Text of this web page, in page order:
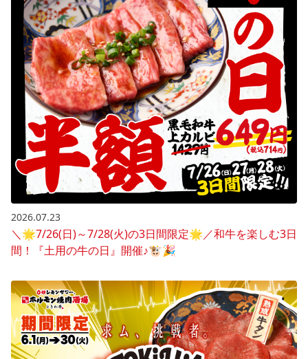
2026.07.23
＼🌟7/26(日)～7/28(火)の3日間限定🌟／和牛を楽しむ3日
間！『土用の牛の日』開催♪🐮🎉